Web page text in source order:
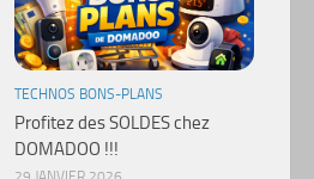
TECHNOS BONS-PLANS
Profitez des SOLDES chez
DOMADOO !!!